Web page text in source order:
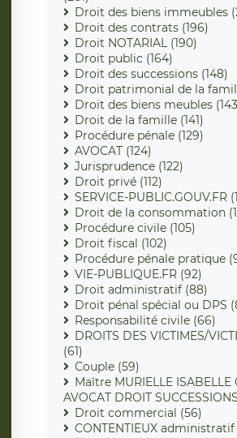
Droit des biens immeubles
Droit des contrats (196)
Droit NOTARIAL (190)
Droit public (164)
Droit des successions (148)
Droit patrimonial de la
Droit des biens meubles
Droit de la famille (141)
Procédure pénale (129)
AVOCAT (124)
Jurisprudence (122)
Droit privé (112)
SERVICE-PUBLIC.GOUV.FR
Droit de la consommation
Procédure civile (105)
Droit fiscal (102)
Procédure pénale pratique
VIE-PUBLIQUE.FR (92)
Droit administratif (88)
Droit pénal spécial ou DPS
Responsabilité civile (66)
DROITS DES VICTIMES/
(61)
Couple (59)
Maître MURIELLE ISABELLE
AVOCAT DROIT
Droit commercial (56)
CONTENTIEUX administratif